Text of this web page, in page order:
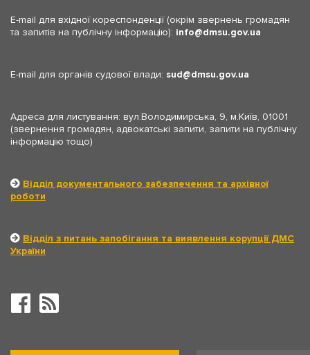
E-mail для вхідної кореспонденції (окрім звернень громадян
та запитів на публічну інформацію): info dmsu.gov.ua
E-mail для органів судової влади: sud dmsu.gov.ua
Адреса для листування: вул.Володимирська, 9, м.Київ, 01001
(звернення громадян, адвокатські запити, запити на публічну
інформацію тощо)
Відділ документального забезпечення та архівної
роботи
Відділ з питань запобігання та виявлення корупції ДМС
України